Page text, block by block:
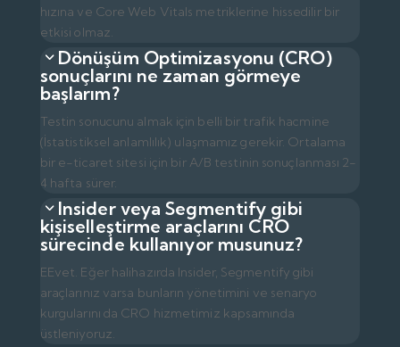
hızına ve Core Web Vitals metriklerine hissedilir bir
etkisi olmaz.
Dönüşüm Optimizasyonu (CRO)
sonuçlarını ne zaman görmeye
başlarım?
Testin sonucunu almak için belli bir trafik hacmine
(İstatistiksel anlamlılık) ulaşmamız gerekir. Ortalama
bir e-ticaret sitesi için bir A/B testinin sonuçlanması 2-
4 hafta sürer.
Insider veya Segmentify gibi
kişiselleştirme araçlarını CRO
sürecinde kullanıyor musunuz?
EEvet. Eğer halihazırda Insider, Segmentify gibi
araçlarınız varsa bunların yönetimini ve senaryo
kurgularını da CRO hizmetimiz kapsamında
üstleniyoruz.